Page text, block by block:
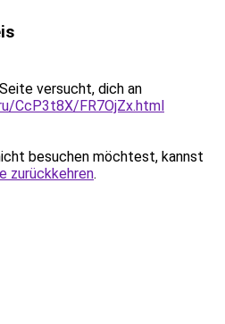
versucht, dich an
CcP3t8X/FR7OjZx.html
besuchen möchtest, kannst
zurückkehren.